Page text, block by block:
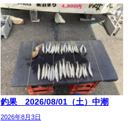
釣果 2026/08/01（土）中潮
2026年8月3日